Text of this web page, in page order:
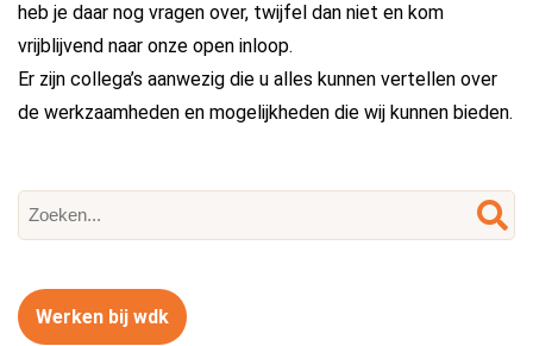
heb je daar nog vragen over, twijfel dan niet en kom
vrijblijvend naar onze open inloop.
Er zijn collega’s aanwezig die u alles kunnen vertellen over
de werkzaamheden en mogelijkheden die wij kunnen bieden.
Werken bij wdk